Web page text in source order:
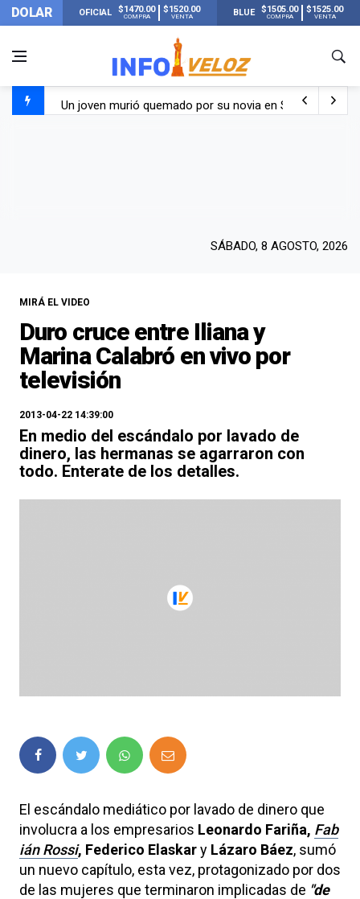
DOLAR OFICIAL $1470.00
COMPRA
$1520.00
VENTA BLUE $1505.00
COMPRA
$1525.00
VENTA
Un joven murió quemado por su novia en San Luis:
SÁBADO, 8 AGOSTO, 2026
MIRÁ EL VIDEO
Duro cruce entre Iliana y
Marina Calabró en vivo por
televisión
2013-04-22 14:39:00
En medio del escándalo por lavado de
dinero, las hermanas se agarraron con
todo. Enterate de los detalles.
El escándalo mediático por lavado de dinero que
involucra a los empresarios Leonardo Fariña, Fab
ián Rossi, Federico Elaskary Lázaro Báez, sumó
un nuevo capítulo, esta vez, protagonizado por dos
de las mujeres que terminaron implicadas de "de